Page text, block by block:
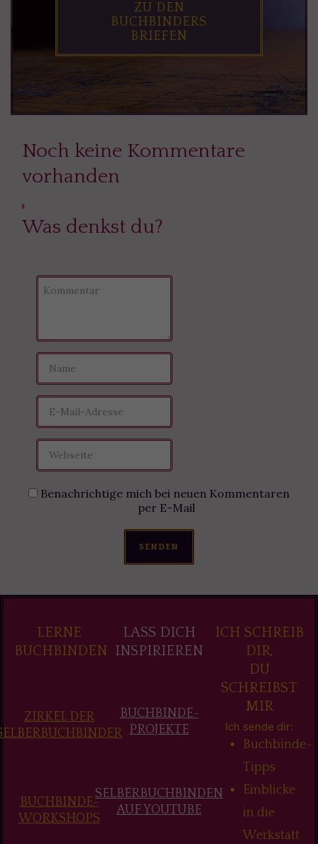
ZU DEN
BUCHBINDERS
BRIEFEN
Noch keine Kommentare
vorhanden
Was denkst du?
Benachrichtige mich bei neuen Kommentaren
per E-Mail
SENDEN
LERNE
BUCHBINDEN
ZIRKEL DER
BUCHBINDE-
WORKSHOPS
LASS DICH
INSPIRIEREN
BUCHBINDE-
PROJEKTE
SELBERBUCHBINDEN
AUF YOUTUBE
ICH SCHREIB
DIR,
DU
SCHREIBST
MIR
Ich sende dir:
Buchbinde-
Tipps
Einblicke
in die
Werkstatt